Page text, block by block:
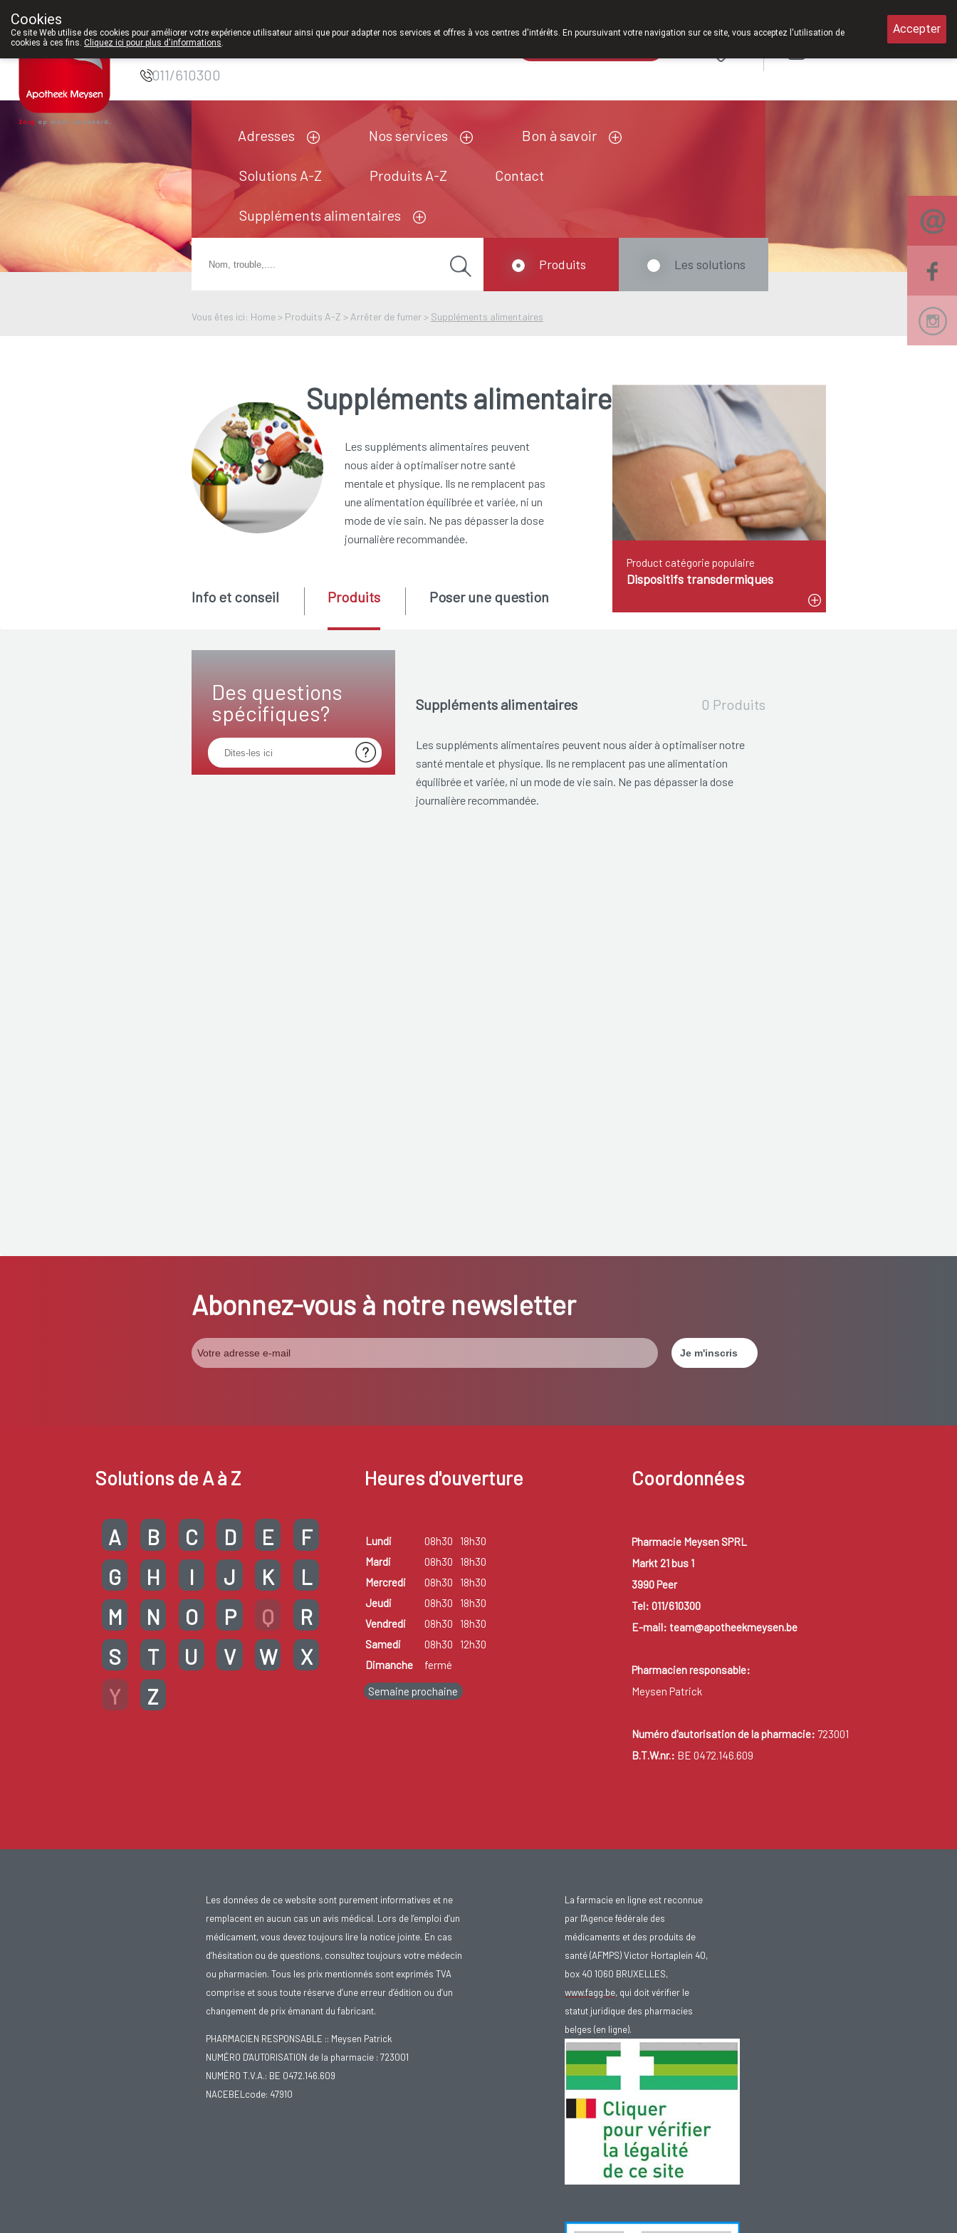
Pharmacie Meysen
SPRL
011/610300
Adresses Nos services Bon à savoir
Solutions A-Z Produits A-Z Contact
Suppléments alimentaires
Vous êtes ici: Home > Produits A-Z > Arrêter de fumer > Suppléments alimentaires
Produits Les solutions
Product catégorie populaire
Dispositifs transdermiques
Suppléments alimentaires
Les suppléments alimentaires peuvent
nous aider à optimaliser notre santé
mentale et physique. Ils ne remplacent pas
une alimentation équilibrée et variée, ni un
mode de vie sain. Ne pas dépasser la dose
journalière recommandée.
Des questions
spécifiques?
Info et conseil Produits Poser une question
Suppléments alimentaires 0 Produits
Les suppléments alimentaires peuvent nous aider à optimaliser notre
santé mentale et physique. Ils ne remplacent pas une alimentation
équilibrée et variée, ni un mode de vie sain. Ne pas dépasser la dose
journalière recommandée.
Abonnez-vous à notre newsletter
Solutions de A à Z
A B C D E
F
G
H I J K
L
M
N O P Q
R
S
T U V W
X
Y
Z
Heures d'ouverture
Lundi 08h30
18h30
Mardi
08h30
18h30
Mercredi
08h30
18h30
Jeudi
08h30
18h30
Vendredi
08h30
18h30
Samedi
08h30
12h30
Dimanche
fermé
Semaine prochaine
Coordonnées
Pharmacie Meysen SPRL
Markt 21 bus 1
3990 Peer
Tel: 011/610300
E-mail: team@apotheekmeysen.be
Pharmacien responsable:
Meysen Patrick
Numéro d'autorisation de la pharmacie: 723001
B.T.W.nr.: BE 0472.146.609
Les données de ce website sont purement informatives et ne
remplacent en aucun cas un avis médical. Lors de l’emploi d’un
médicament, vous devez toujours lire la notice jointe. En cas
d’hésitation ou de questions, consultez toujours votre médecin
ou pharmacien. Tous les prix mentionnés sont exprimés TVA
comprise et sous toute réserve d’une erreur d’édition ou d’un
changement de prix émanant du fabricant.
PHARMACIEN RESPONSABLE :: Meysen Patrick
NUMÉRO D'AUTORISATION de la pharmacie : 723001
NUMÉRO T.V.A.: BE 0472.146.609
NACEBELcode: 47910
La farmacie en ligne est reconnue
par l'Agence fédérale des
médicaments et des produits de
santé (AFMPS) Victor Hortaplein 40,
box 40 1060 BRUXELLES,
www.fagg.be, qui doit vérifier le
statut juridique des pharmacies
belges (en ligne).
Cookies
Ce site Web utilise des cookies pour améliorer votre expérience utilisateur ainsi que pour adapter nos services et offres à vos centres d'intérêts. En poursuivant votre navigation sur ce site, vous acceptez l'utilisation de
cookies à ces fins. Cliquez ici pour plus d'informations.
Accepter